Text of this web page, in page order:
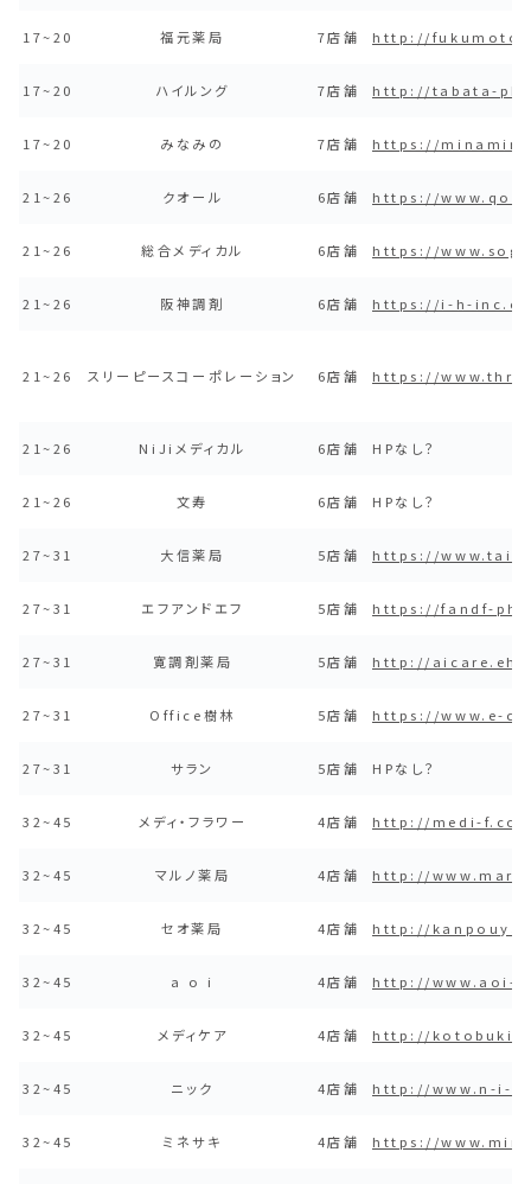
17~20 福元薬局 7店舗 http://
17~20 ハイルング 7店舗 http://tabata-
17~20 みなみの 7店舗 https://
21~26 クオール 6店舗 https://
21~26 総合メディカル 6店舗 https://
21~26 阪神調剤 6店舗 https://i-h-
21~26 スリーピースコーポレーション 6店舗 https://
21~26 NiJiメディカル 6店舗 HPなし？
21~26 文寿 6店舗 HPなし？
27~31 大信薬局 5店舗 https://
27~31 エフアンドエフ 5店舗 https://fandf-
27~31 寛調剤薬局 5店舗 http://
27~31 Office樹林 5店舗 https://www.e-
27~31 サラン 5店舗 HPなし？
32~45 メディ・フラワー 4店舗 http://medi-
32~45 マルノ薬局 4店舗 http://
32~45 セオ薬局 4店舗 http://
32~45 a o i 4店舗 http://www.aoi-
32~45 メディケア 4店舗 http://
32~45 ニック 4店舗 http://www.n-i-
32~45 ミネサキ 4店舗 https://